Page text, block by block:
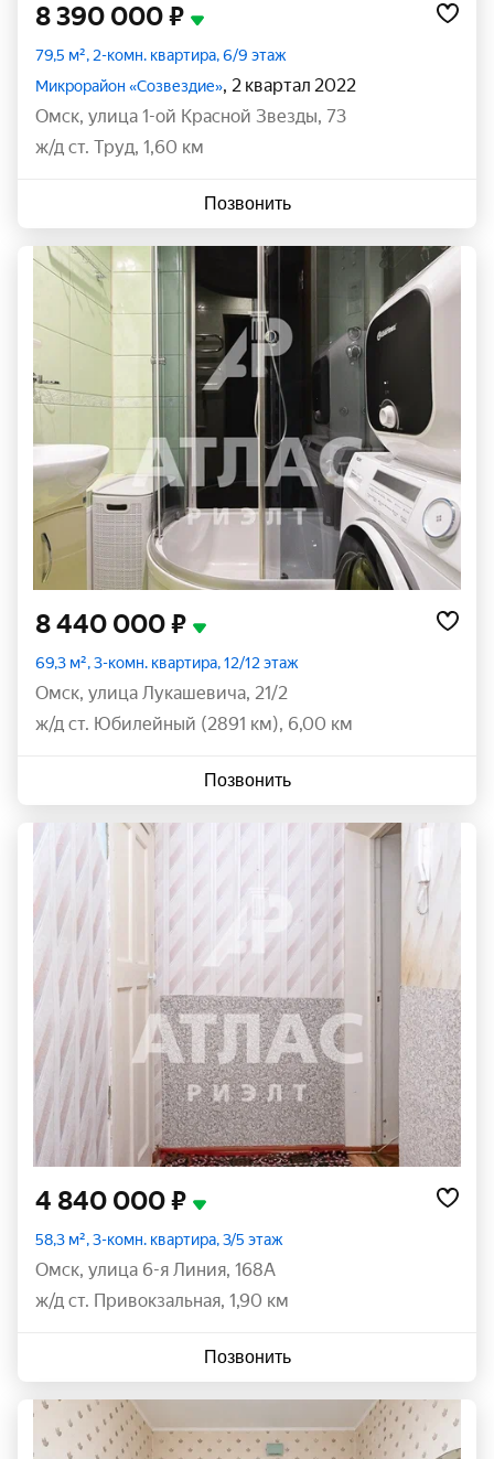
8 390 000 ₽
79,5 м², 2-комн. квартира, 6/9 этаж
Микрорайон «Созвездие», 2 квартал 2022
Омск, улица 1-ой Красной Звезды, 73
ж/д ст. Труд, 1,60 км
Позвонить
8 440 000 ₽
69,3 м², 3-комн. квартира, 12/12 этаж
Омск, улица Лукашевича, 21/2
ж/д ст. Юбилейный (2891 км), 6,00 км
Позвонить
4 840 000 ₽
58,3 м², 3-комн. квартира, 3/5 этаж
Омск, улица 6-я Линия, 168А
ж/д ст. Привокзальная, 1,90 км
Позвонить